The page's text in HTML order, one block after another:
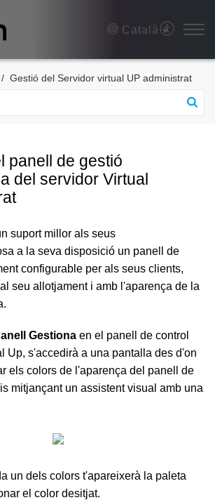
Català
Gestió del Servidor virtual UP administrat
panell de gestió
del servidor Virtual
suport millor als seus
a la seva disposició un panell de
configurable per als seus clients,
seu allotjament i amb l'aparença de la
Gestiona en el panell de control
Up, s'accedirà a una pantalla des d'on
els colors de l'aparença del panell de
mitjançant un assistent visual amb una
un dels colors t'apareixerà la paleta
el color desitjat.